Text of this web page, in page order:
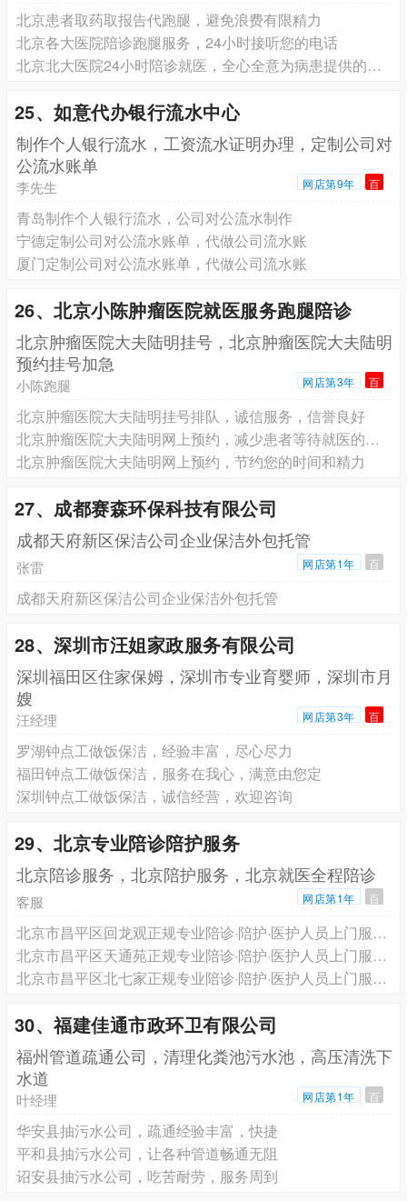
北京患者取药取报告代跑腿，避免浪费有限精力
北京各大医院陪诊跑腿服务，24小时接听您的电话
北京北大医院24小时陪诊就医，全心全意为病患提供的就医报务
25、如意代办银行流水中心
制作个人银行流水，工资流水证明办理，定制公司对
公流水账单
李先生 网店第9年 百
青岛制作个人银行流水，公司对公流水制作
宁德定制公司对公流水账单，代做公司流水账
厦门定制公司对公流水账单，代做公司流水账
26、北京小陈肿瘤医院就医服务跑腿陪诊
北京肿瘤医院大夫陆明挂号，北京肿瘤医院大夫陆明
预约挂号加急
小陈跑腿 网店第3年 百
北京肿瘤医院大夫陆明挂号排队，诚信服务，信誉良好
北京肿瘤医院大夫陆明网上预约，减少患者等待就医的时间
北京肿瘤医院大夫陆明网上预约，节约您的时间和精力
27、成都赛森环保科技有限公司
成都天府新区保洁公司企业保洁外包托管
张雷 网店第1年 百
成都天府新区保洁公司企业保洁外包托管
28、深圳市汪姐家政服务有限公司
深圳福田区住家保姆，深圳市专业育婴师，深圳市月
嫂
汪经理 网店第3年 百
罗湖钟点工做饭保洁，经验丰富，尽心尽力
福田钟点工做饭保洁，服务在我心，满意由您定
深圳钟点工做饭保洁，诚信经营，欢迎咨询
29、北京专业陪诊陪护服务
北京陪诊服务，北京陪护服务，北京就医全程陪诊
客服 网店第1年 百
北京市昌平区回龙观正规专业陪诊·陪护·医护人员上门服务·跨省长途救护车转运一站式服务电话预约
北京市昌平区天通苑正规专业陪诊·陪护·医护人员上门服务·跨省长途救护车转运一站式服务电话预约
北京市昌平区北七家正规专业陪诊·陪护·医护人员上门服务·跨省长途救护车转运一站式服务电话预约
30、福建佳通市政环卫有限公司
福州管道疏通公司，清理化粪池污水池，高压清洗下
水道
叶经理 网店第1年 百
华安县抽污水公司，疏通经验丰富，快捷
平和县抽污水公司，让各种管道畅通无阻
诏安县抽污水公司，吃苦耐劳，服务周到